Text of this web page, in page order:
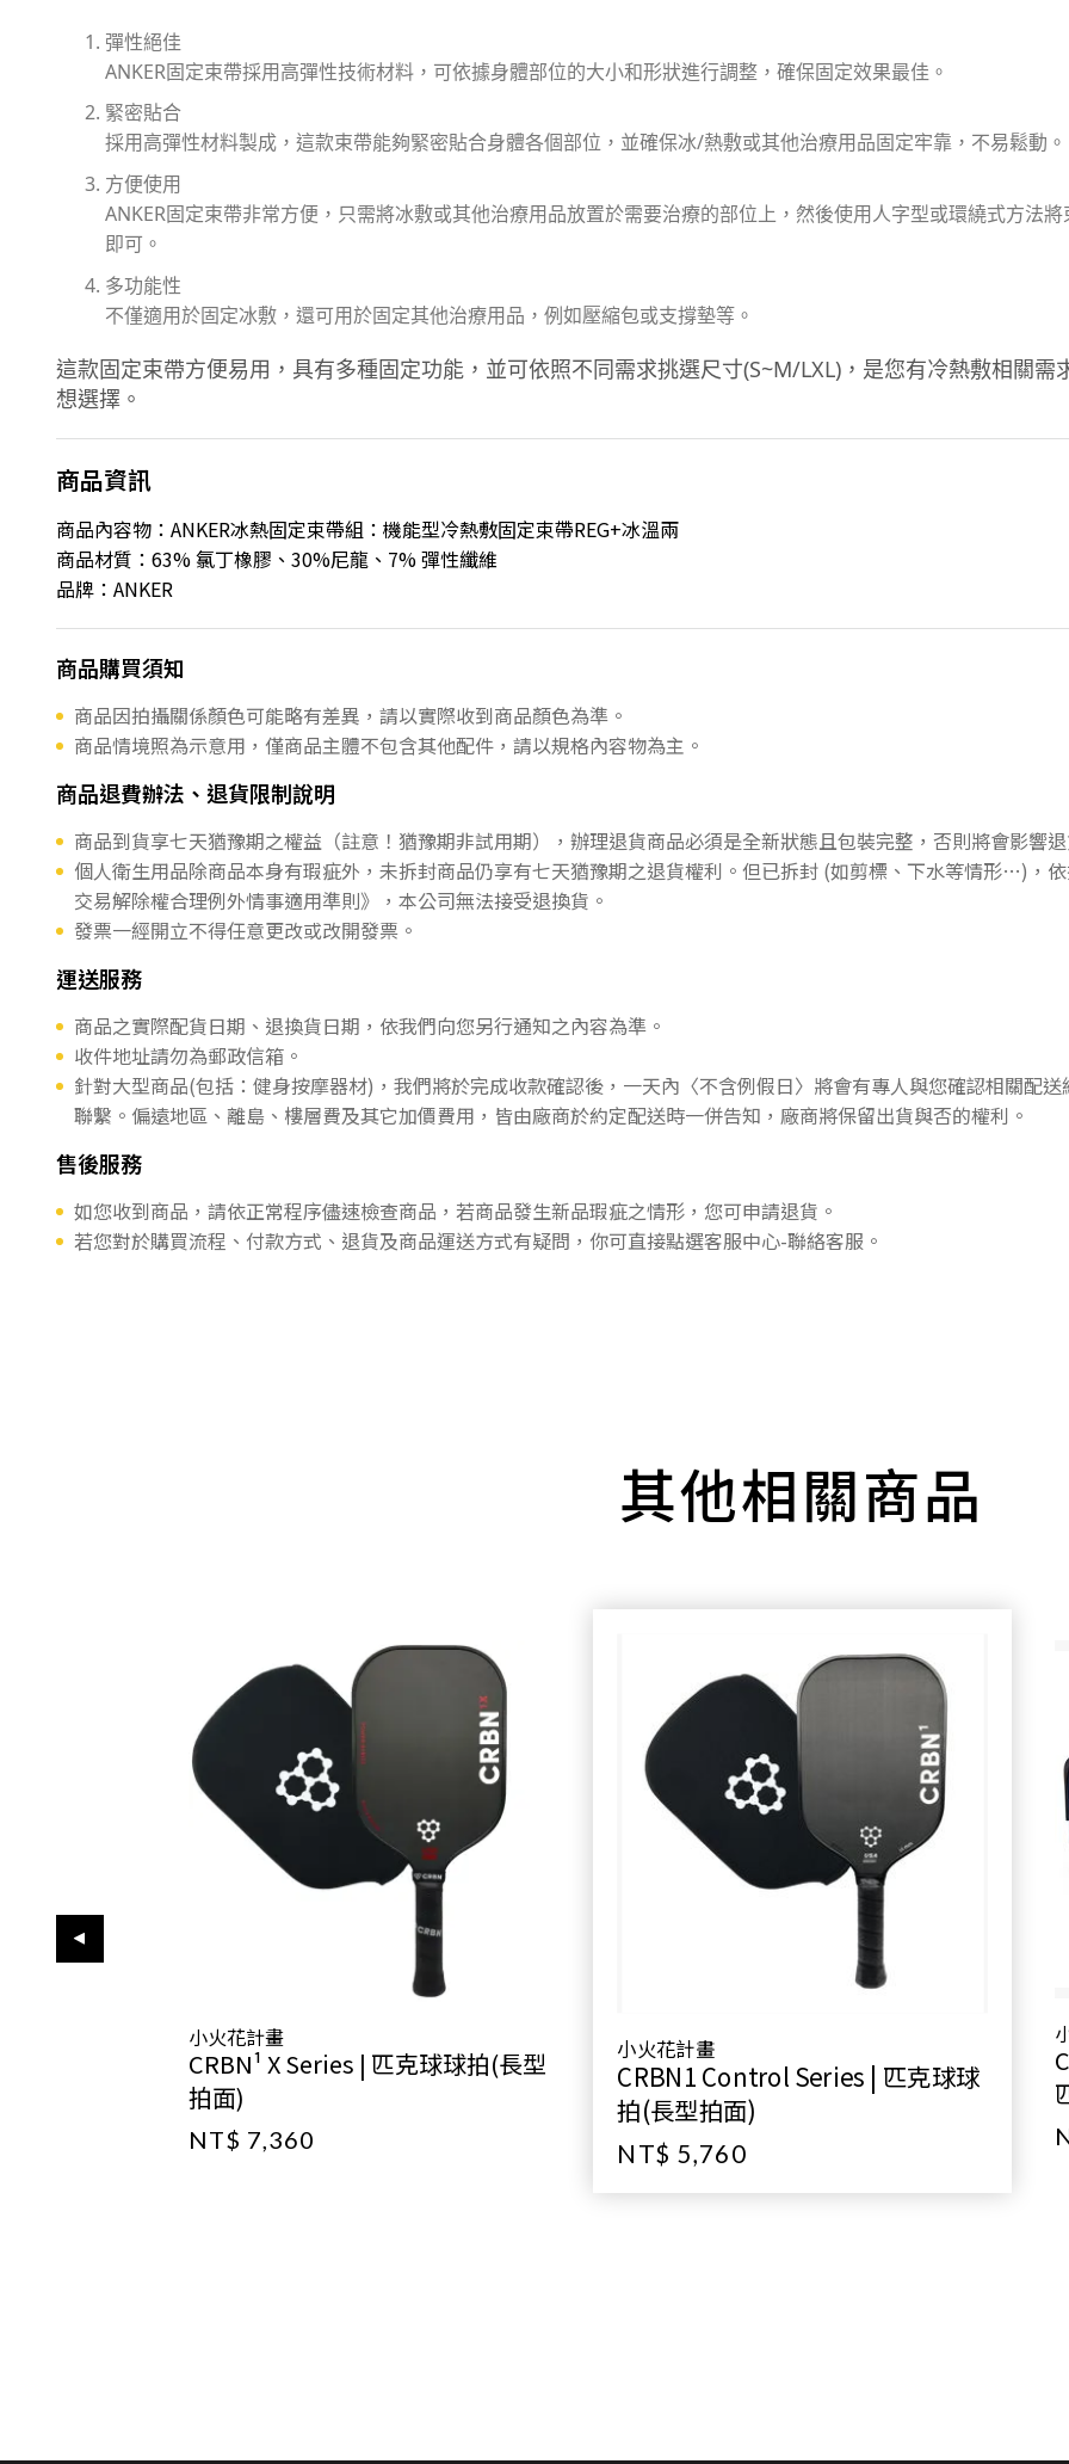
彈性絕佳
ANKER固定束帶採用高彈性技術材料，可依據身體部位的大小和形狀進行調整，確保固定效果最佳。
緊密貼合
採用高彈性材料製成，這款束帶能夠緊密貼合身體各個部位，並確保冰/熱敷或其他治療用品固定牢靠，不易鬆動。
方便使用
ANKER固定束帶非常方便，只需將冰敷或其他治療用品放置於需要治療的部位上，然後使用人字型或環繞式方法將
即可。
多功能性
不僅適用於固定冰敷，還可用於固定其他治療用品，例如壓縮包或支撐墊等。
這款固定束帶方便易用，具有多種固定功能，並可依照不同需求挑選尺寸(S~M/LXL)，是您有冷熱敷相關需
想選擇。
商品資訊
商品內容物：ANKER冰熱固定束帶組：機能型冷熱敷固定束帶REG+冰溫兩
商品材質：63% 氯丁橡膠、30%尼龍、7% 彈性纖維
品牌：ANKER
商品購買須知
商品因拍攝關係顏色可能略有差異，請以實際收到商品顏色為準。
商品情境照為示意用，僅商品主體不包含其他配件，請以規格內容物為主。
商品退費辦法、退貨限制說明
商品到貨享七天猶豫期之權益（註意！猶豫期非試用期），辦理退貨商品必須是全新狀態且包裝完整，否則將會影響退
個人衛生用品除商品本身有瑕疵外，未拆封商品仍享有七天猶豫期之退貨權利。但已拆封 (如剪標、下水等情形…)，
交易解除權合理例外情事適用準則》，本公司無法接受退換貨。
發票一經開立不得任意更改或改開發票。
運送服務
商品之實際配貨日期、退換貨日期，依我們向您另行通知之內容為準。
收件地址請勿為郵政信箱。
針對大型商品(包括：健身按摩器材)，我們將於完成收款確認後，一天內〈不含例假日〉將會有專人與您確認相關配送
聯繫。偏遠地區、離島、樓層費及其它加價費用，皆由廠商於約定配送時一併告知，廠商將保留出貨與否的權利。
售後服務
如您收到商品，請依正常程序儘速檢查商品，若商品發生新品瑕疵之情形，您可申請退貨。
若您對於購買流程、付款方式、退貨及商品運送方式有疑問，你可直接點選客服中心-聯絡客服。
其他相關商品
小火花計畫
CRBN¹ X Series | 匹克球球拍(長型
拍面)
NT$ 7,360
小火花計畫
CRBN1 Control Series | 匹克球球
拍(長型拍面)
NT$ 5,760